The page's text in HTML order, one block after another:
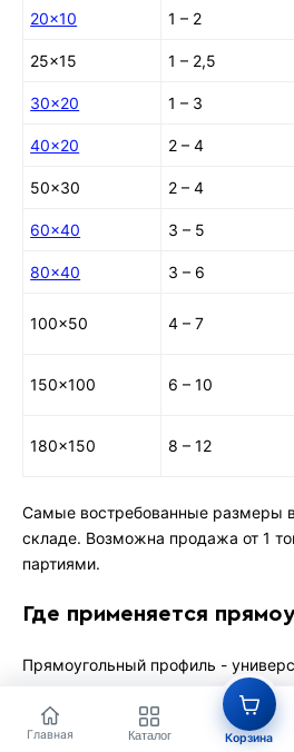
Главная Каталог Корзина
20×10 1 – 2
25×15 1 – 2,5
30×20 1 – 3
40×20 2 – 4
50×30 2 – 4
60×40 3 – 5
80×40 3 – 6
100×50 4 – 7
150×100 6 – 10
180×150 8 – 12
Самые востребованные размеры
складе. Возможна продажа от 1
партиями.
Где применяется
Прямоугольный профиль -
строительства и производства
активно применяется при
конструкций, ферм и ангаров,